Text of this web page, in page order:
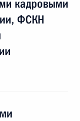
кадровыми
ФСКН